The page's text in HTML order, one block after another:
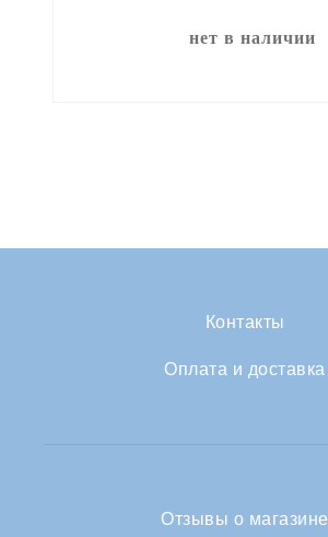
нет в наличии
Контакты
Оплата и доставка
Отзывы о магазине